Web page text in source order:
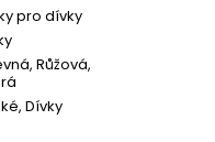
pro dívky
Růžová,
Dívky